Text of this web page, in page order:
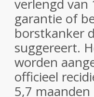
verlengd van
garantie of
borstkanker
suggereert.
worden
officieel
5,7